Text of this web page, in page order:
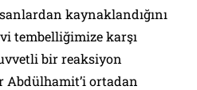
kaynaklandığını
tembelliğimize karşı
bir reaksiyon
ortadan